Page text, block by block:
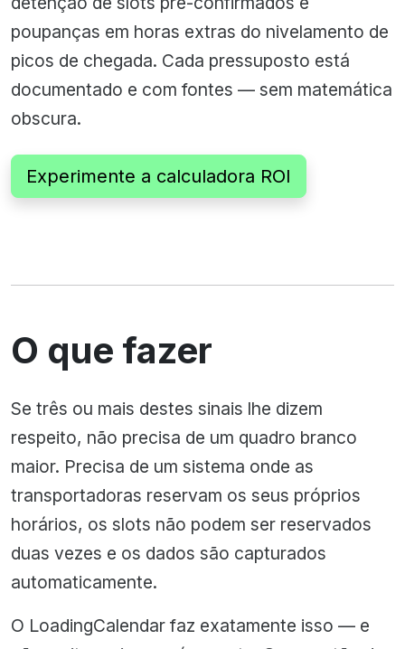
poupanças em horas extras do nivelamento de
picos de chegada. Cada pressuposto está
documentado e com fontes — sem matemática
obscura.
Experimente a calculadora ROI
O que fazer
Se três ou mais destes sinais lhe dizem
respeito, não precisa de um quadro branco
maior. Precisa de um sistema onde as
transportadoras reservam os seus próprios
horários, os slots não podem ser reservados
duas vezes e os dados são capturados
automaticamente.
O LoadingCalendar faz exatamente isso — e